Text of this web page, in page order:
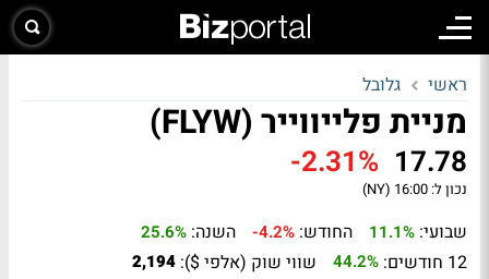
ראשי גלובל
מניית פלייווייר (FLYW)
17.78
-2.31%
נכון ל: 16:00 (NY)
שבועי: 11.1% החודש: -4.2% השנה: 25.6%
12 חודשים: 44.2% שווי שוק (אלפי $): 2,194